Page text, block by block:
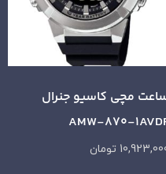
مچی کاسیو جنرال
AMW-870-
تومان